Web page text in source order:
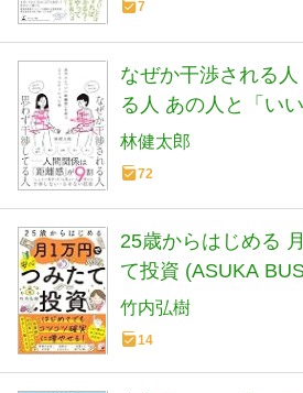
7
なぜか干渉される
る人 あの人と「い
ミュニケーション術
林健太郎
72
25歳からはじめる
て投資 (ASUKA
竹内弘樹
14